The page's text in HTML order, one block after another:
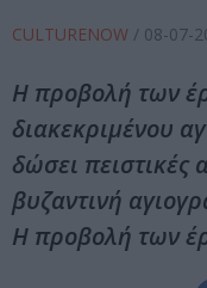
CULTURENOW / 08-07-
Η προβολή των
διακεκριμένου
δώσει πειστικές
βυζαντινή
Η προβολή των